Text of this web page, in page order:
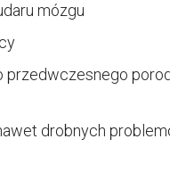
mózgu
przedwczesnego
drobnych